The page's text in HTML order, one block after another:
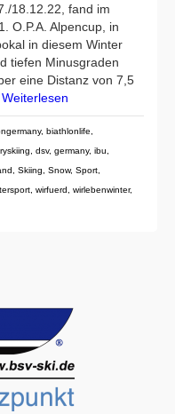
18.12.22, fand im
O.P.A. Alpencup, in
in diesem Winter
tiefen Minusgraden
eine Distanz von 7,5
Weiterlesen
, biathlonlife
dsv, germany, ibu
Skiing Snow, Sport
wirfuerd wirlebenwinter,